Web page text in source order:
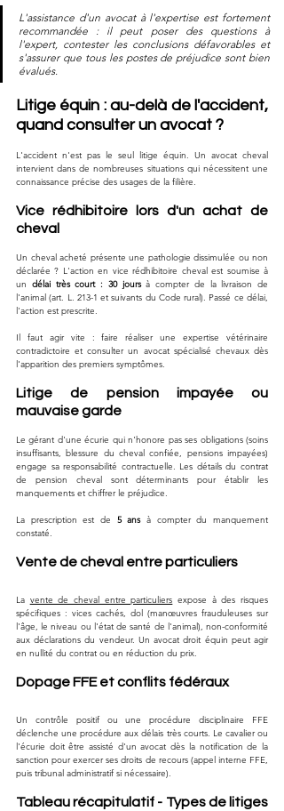
L'assistance d'un avocat à l'expertise est fortement
recommandée : il peut poser des questions à
l'expert, contester les conclusions défavorables et
s'assurer que tous les postes de préjudice sont bien
évalués.
Litige équin : au-delà de l'accident,
quand consulter un avocat ?
L'accident n'est pas le seul litige équin. Un avocat cheval
intervient dans de nombreuses situations qui nécessitent une
connaissance précise des usages de la filière.
Vice rédhibitoire lors d'un achat de
cheval
Un cheval acheté présente une pathologie dissimulée ou non
déclarée ? L'action en vice rédhibitoire cheval est soumise à
un délai très court : 30 jours à compter de la livraison de
l'animal (art. L. 213-1 et suivants du Code rural). Passé ce délai,
l'action est prescrite.
Il faut agir vite : faire réaliser une expertise vétérinaire
contradictoire et consulter un avocat spécialisé chevaux dès
l'apparition des premiers symptômes.
Litige de pension impayée ou
mauvaise garde
Le gérant d'une écurie qui n'honore pas ses obligations (soins
insuffisants, blessure du cheval confiée, pensions impayées)
engage sa responsabilité contractuelle. Les détails du contrat
de pension cheval sont déterminants pour établir les
manquements et chiffrer le préjudice.
La prescription est de 5 ans à compter du manquement
constaté.
Vente de cheval entre particuliers
La vente de cheval entre particuliers expose à des risques
spécifiques : vices cachés, dol (manœuvres frauduleuses sur
l'âge, le niveau ou l'état de santé de l'animal), non-conformité
aux déclarations du vendeur. Un avocat droit équin peut agir
en nullité du contrat ou en réduction du prix.
Dopage FFE et conflits fédéraux
Un contrôle positif ou une procédure disciplinaire FFE
déclenche une procédure aux délais très courts. Le cavalier ou
l'écurie doit être assisté d'un avocat dès la notification de la
sanction pour exercer ses droits de recours (appel interne FFE,
puis tribunal administratif si nécessaire).
Tableau récapitulatif - Types de litiges